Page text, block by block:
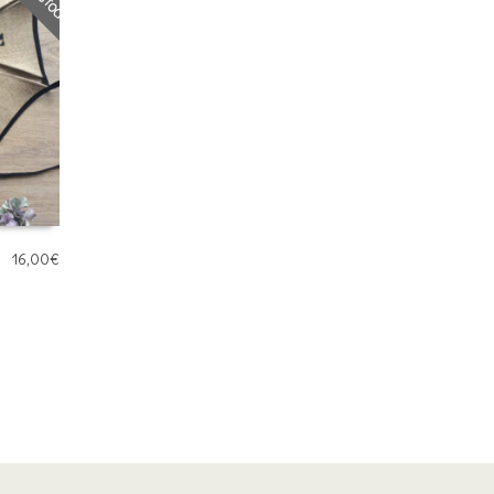
16,00€